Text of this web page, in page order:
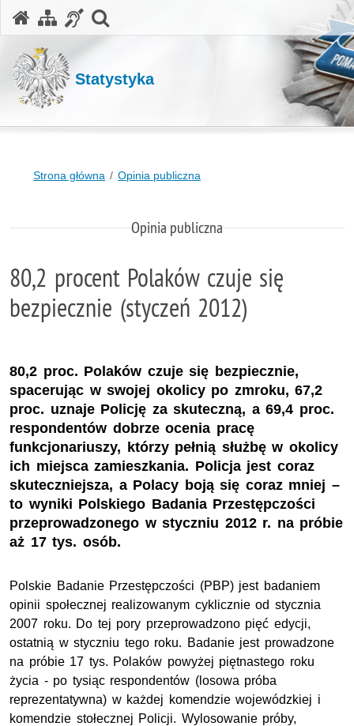
Statystyka
Strona główna Opinia publiczna
Opinia publiczna
80,2 procent Polaków czuje się
bezpiecznie (styczeń 2012)
80,2 proc. Polaków czuje się bezpiecznie,
spacerując w swojej okolicy po zmroku, 67,2
proc. uznaje Policję za skuteczną, a 69,4 proc.
respondentów dobrze ocenia pracę
funkcjonariuszy, którzy pełnią służbę w okolicy
ich miejsca zamieszkania. Policja jest coraz
skuteczniejsza, a Polacy boją się coraz mniej –
to wyniki Polskiego Badania Przestępczości
przeprowadzonego w styczniu 2012 r. na próbie
aż 17 tys. osób.
Polskie Badanie Przestępczości (PBP) jest badaniem
opinii społecznej realizowanym cyklicznie od stycznia
2007 roku. Do tej pory przeprowadzono pięć edycji,
ostatnią w styczniu tego roku. Badanie jest prowadzone
na próbie 17 tys. Polaków powyżej piętnastego roku
życia - po tysiąc respondentów (losowa próba
reprezentatywna) w każdej komendzie wojewódzkiej i
komendzie stołecznej Policji. Wylosowanie próby,